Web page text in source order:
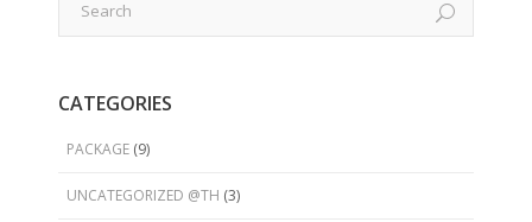
CATEGORIES
PACKAGE (9)
UNCATEGORIZED @TH (3)